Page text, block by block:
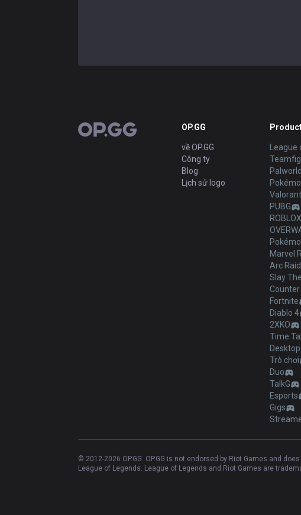
OP.GG OP.GG
về OP.GG
Công ty
Blog
Lịch sử logo
Palworld
Valorant
PUBG
ROBLOX
Marvel
Arc
Slay
Fortnite
Diablo 4
2XKO
Time
Desktop
Trò chơi
Duo
TalkG
Esports
Gigs
© 2012-2026 OP.GG. OP.GG is not endorsed by Riot Games and
League of Legends. League of Legends and Riot Games are